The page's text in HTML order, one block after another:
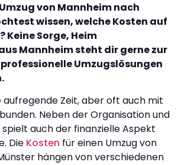
von Mannheim nach
wissen, welche Kosten auf
Keine Sorge, Heim
Mannheim steht dir gerne zur
Umzugslösungen
aufregende Zeit, aber oft auch mit
Neben der Organisation und
auch der finanzielle Aspekt
Die Kosten für einen Umzug von
hängen von verschiedenen